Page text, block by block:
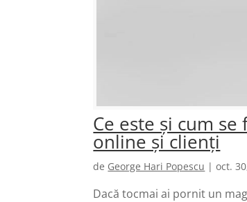
Ce este și cum
online și clienți
de George Hari Popescu |oct.
Dacă tocmai ai pornit un